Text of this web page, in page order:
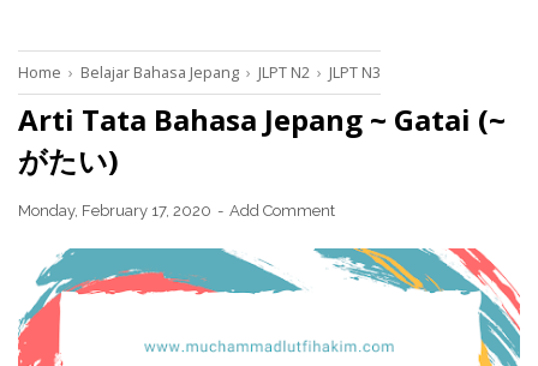
Home › Belajar Bahasa Jepang › JLPT N2 › JLPT N3
Arti Tata Bahasa Jepang ~ Gatai (~
がたい)
Monday, February 17, 2020 Add Comment